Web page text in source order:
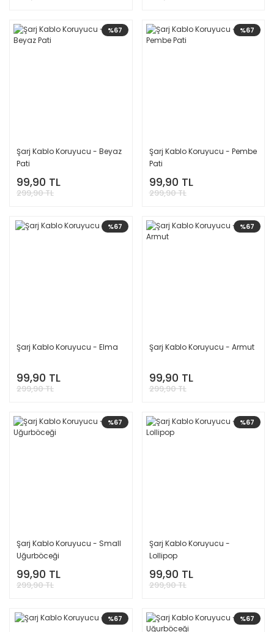
%67
Şarj Kablo Koruyucu - Beyaz
Pati
99,90 TL
299,90 TL
%67
Şarj Kablo Koruyucu - Pembe
Pati
99,90 TL
299,90 TL
%67
Şarj Kablo Koruyucu - Elma
99,90 TL
299,90 TL
%67
Şarj Kablo Koruyucu - Armut
99,90 TL
299,90 TL
%67
Şarj Kablo Koruyucu - Small
Uğurböceği
99,90 TL
299,90 TL
%67
Şarj Kablo Koruyucu -
Lollipop
99,90 TL
299,90 TL
%67 %67